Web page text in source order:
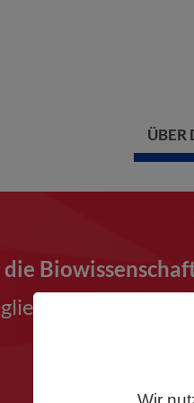
ÜBER
im VBIO und